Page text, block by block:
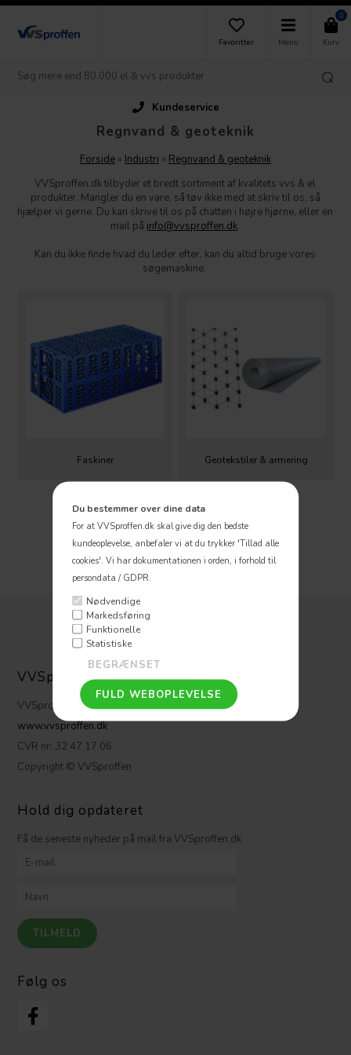
Du bestemmer over dine data
For at VVSproffen.dk skal give dig den bedste
kundeoplevelse, anbefaler vi at du trykker 'Tillad alle
cookies'. Vi har dokumentationen i orden, i forhold til
persondata / GDPR.
Nødvendige
Markedsføring
Funktionelle
Statistiske
Favoritter Menu
0
Kurv
Kundeservice
Regnvand & geoteknik
Forside» Industri » Regnvand & geoteknik
VVSproffen.dk tilbyder et bredt sortiment af kvalitets vvs & el
produkter. Mangler du en vare, så tøv ikke med at skriv til os, så
hjælper vi gerne. Du kan skrive til os på chatten i højre hjørne, eller en
mail på info@vvsproffen.dk.
Kan du ikke finde hvad du leder efter, kan du altid bruge vores
søgemaskine.
Faskiner Geotekstiler & armering
VVSpoffen ApS
VVSproffen.dk ApS
www.vvsproffen.dk
CVR nr: 32 47 17 06
Copyright © VVSproffen
Hold dig opdateret
Få de seneste nyheder på mail fra VVSproffen.dk
Følg os